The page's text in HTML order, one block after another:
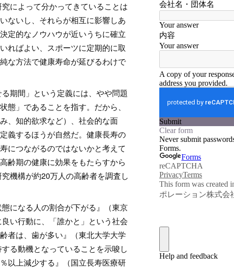
によって分かってきていることは
ないし、それらが相互に影響しあ
定的なノウハウが近いうちに確立
ればよい、スポーツに定期的に取
な方法で健康寿命が延びるわけで
期間」という定義には、やや問題
」であることを指す。だから、
、知的欲求など）、社会的な面
義するほうが自然だ。健康長寿の
につながるのではないかと考えて
齢期の健康に効果をもたらすから
機構が約20万人の高齢者を調査し
になる人の割合が下がる』（東京
い行動に、「誰かと」という社会
者は、歯が多い』（東北大学大学
る動機となっていることを示唆し
以上減少する』（国立長寿医療研